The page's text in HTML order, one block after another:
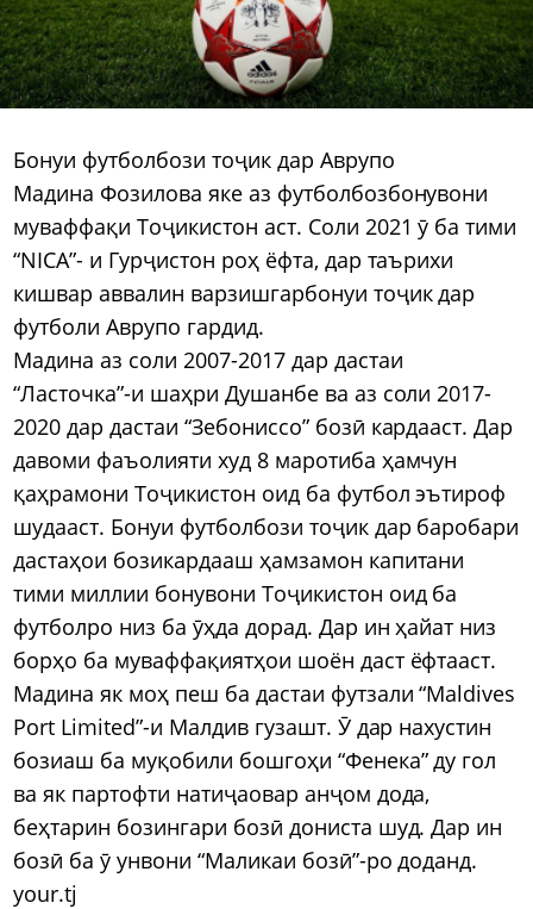
Бонуи футболбози тоҷик дар Аврупо
Мадина Фозилова яке аз футболбозбонувони
муваффақи Тоҷикистон аст. Соли 2021 ӯ ба тими
“NICA”- и Гурҷистон роҳ ёфта, дар таърихи
кишвар аввалин варзишгарбонуи тоҷик дар
футболи Аврупо гардид.
Мадина аз соли 2007-2017 дар дастаи
“Ласточка”-и шаҳри Душанбе ва аз соли 2017-
2020 дар дастаи “Зебониссо” бозӣ кардааст. Дар
давоми фаъолияти худ 8 маротиба ҳамчун
қаҳрамони Тоҷикистон оид ба футбол эътироф
шудааст. Бонуи футболбози тоҷик дар баробари
дастаҳои бозикардааш ҳамзамон капитани
тими миллии бонувони Тоҷикистон оид ба
футболро низ ба ӯҳда дорад. Дар ин ҳайат низ
борҳо ба муваффақиятҳои шоён даст ёфтааст.
Мадина як моҳ пеш ба дастаи футзали “Maldives
Port Limited”-и Малдив гузашт. Ӯ дар нахустин
бозиаш ба муқобили бошгоҳи “Фенека” ду гол
ва як партофти натиҷаовар анҷом дода,
беҳтарин бозингари бозӣ дониста шуд. Дар ин
бозӣ ба ӯ унвони “Маликаи бозӣ”-ро доданд.
your.tj